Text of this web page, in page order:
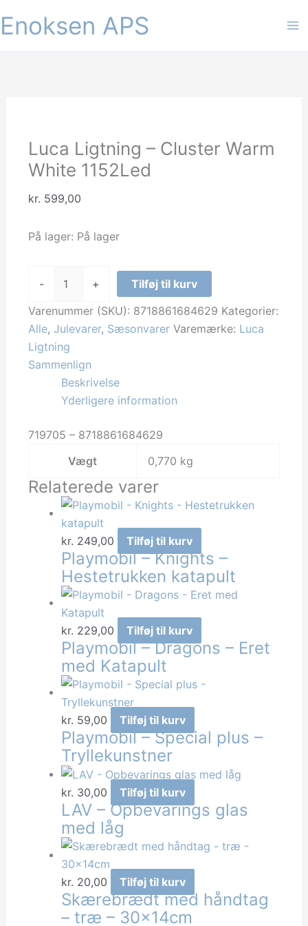
til
Enoksen APS
Luca Ligtning – Cluster Warm
White 1152Led
kr. 599,00
På lager: På lager
-
Ligtning
-
Cluster
Warm
White
1152Led
+
Tilføj til kurv
Varenummer (SKU): 8718861684629 Kategorier:
Alle, Julevarer, Sæsonvarer Varemærke: Luca
Ligtning
Sammenlign
Beskrivelse
Yderligere information
719705 – 8718861684629
Vægt
0,770 kg
Relaterede varer
kr. 249,00 Tilføj til kurv
Playmobil – Knights –
Hestetrukken katapult
kr. 229,00 Tilføj til kurv
Playmobil – Dragons – Eret
med Katapult
kr. 59,00 Tilføj til kurv
Playmobil – Special plus –
Tryllekunstner
kr. 30,00 Tilføj til kurv
LAV – Opbevarings glas
med låg
kr. 20,00 Tilføj til kurv
Skærebrædt med håndtag
– træ – 30x14cm
Tilbud!
Tilbud!